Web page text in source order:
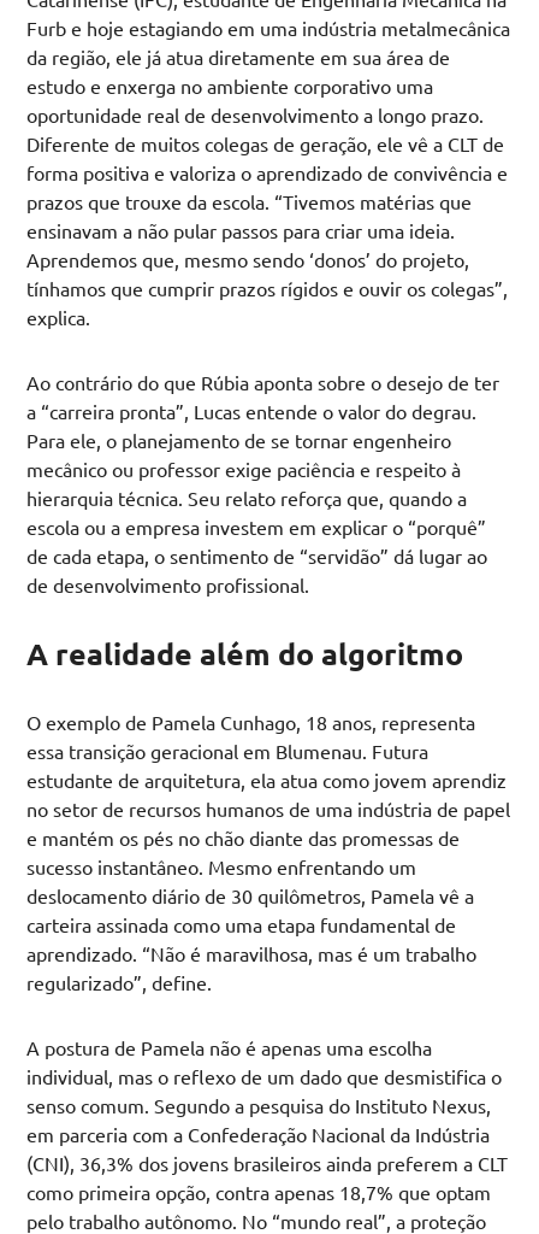
Furb e hoje estagiando em uma indústria metalmecânica
da região, ele já atua diretamente em sua área de
estudo e enxerga no ambiente corporativo uma
oportunidade real de desenvolvimento a longo prazo.
Diferente de muitos colegas de geração, ele vê a CLT de
forma positiva e valoriza o aprendizado de convivência e
prazos que trouxe da escola. “Tivemos matérias que
ensinavam a não pular passos para criar uma ideia.
Aprendemos que, mesmo sendo ‘donos’ do projeto,
tínhamos que cumprir prazos rígidos e ouvir os colegas”,
explica.
Ao contrário do que Rúbia aponta sobre o desejo de ter
a “carreira pronta”, Lucas entende o valor do degrau.
Para ele, o planejamento de se tornar engenheiro
mecânico ou professor exige paciência e respeito à
hierarquia técnica. Seu relato reforça que, quando a
escola ou a empresa investem em explicar o “porquê”
de cada etapa, o sentimento de “servidão” dá lugar ao
de desenvolvimento profissional.
A realidade além do algoritmo
O exemplo de Pamela Cunhago, 18 anos, representa
essa transição geracional em Blumenau. Futura
estudante de arquitetura, ela atua como jovem aprendiz
no setor de recursos humanos de uma indústria de papel
e mantém os pés no chão diante das promessas de
sucesso instantâneo. Mesmo enfrentando um
deslocamento diário de 30 quilômetros, Pamela vê a
carteira assinada como uma etapa fundamental de
aprendizado. “Não é maravilhosa, mas é um trabalho
regularizado”, define.
A postura de Pamela não é apenas uma escolha
individual, mas o reflexo de um dado que desmistifica o
senso comum. Segundo a pesquisa do Instituto Nexus,
em parceria com a Confederação Nacional da Indústria
(CNI), 36,3% dos jovens brasileiros ainda preferem a CLT
como primeira opção, contra apenas 18,7% que optam
pelo trabalho autônomo. No “mundo real”, a proteção